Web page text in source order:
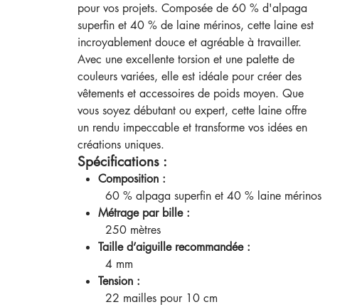
pour vos projets. Composée de 60 % d'alpaga
superfin et 40 % de laine mérinos, cette laine est
incroyablement douce et agréable à travailler.
Avec une excellente torsion et une palette de
couleurs variées, elle est idéale pour créer des
vêtements et accessoires de poids moyen. Que
vous soyez débutant ou expert, cette laine offre
un rendu impeccable et transforme vos idées en
créations uniques.
Spécifications :
Composition :
60 % alpaga superfin et 40 % laine mérinos
Métrage par bille :
250 mètres
Taille d’aiguille recommandée :
4 mm
Tension :
22 mailles pour 10 cm